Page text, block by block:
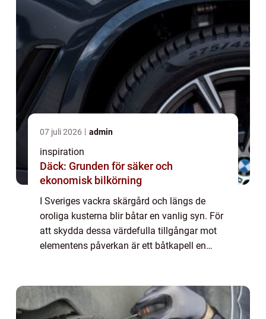
07 juli 2026 admin
inspiration
Däck: Grunden för säker och
ekonomisk bilkörning
I Sveriges vackra skärgård och längs de
oroliga kusterna blir båtar en vanlig syn. För
att skydda dessa värdefulla tillgångar mot
elementens påverkan är ett båtkapell en